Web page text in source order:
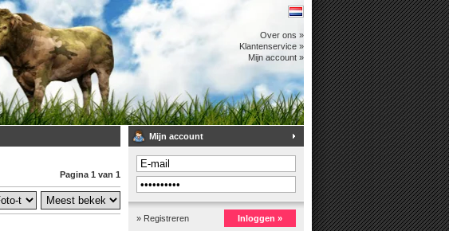
Over ons »
Klantenservice »
Mijn account »
Pagina 1 van 1
Mijn account
» Registreren Inloggen »